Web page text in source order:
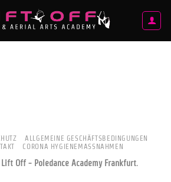
ALLGEMEINE GESCHÄFTSBEDINGUNGEN
CORONA HYGIENEMASSNAHMEN
Lift Off - Poledance Academy Frankfurt.